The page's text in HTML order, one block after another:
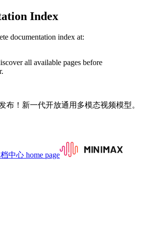
Index
documentation index at:
all available pages before
布！新一代开放通用多模态视频模型。
中心 home page